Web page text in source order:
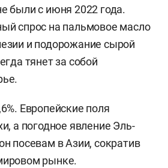
были с июня 2022 года.
спрос на пальмовое масло
и подорожание сырой
тянет за собой
Европейские поля
а погодное явление Эль-
посевам в Азии, сократив
рынке.